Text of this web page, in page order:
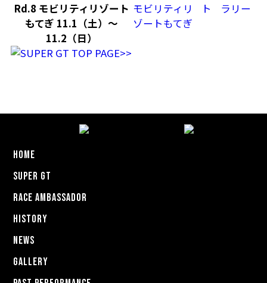
Rd.8 モビリティリゾート
もてぎ 11.1（土）～
11.2（日）
モビリティリ
ゾートもてぎ
HOME
SUPER GT
RACE AMBASSADOR
HISTORY
NEWS
GALLERY